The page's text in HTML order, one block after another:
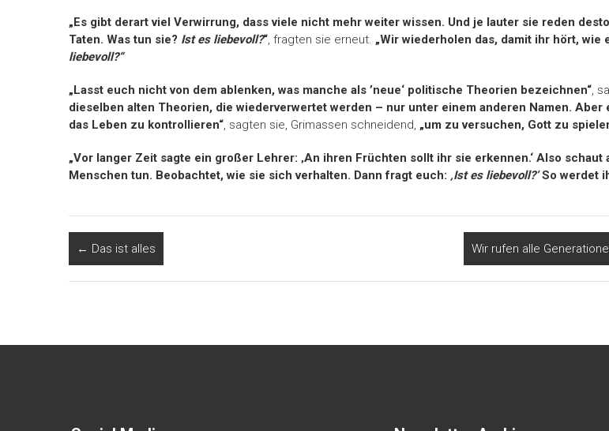
„Es gibt derart viel Verwirrung, dass viele nicht mehr weiter wissen. Und je lauter sie reden
Taten. Was tun sie? Ist es liebevoll?“, fragten sie erneut. „Wir wiederholen das, damit ihr hört,
liebevoll?“
„Lasst euch nicht von dem ablenken, was manche als ’neue‘ politische Theorien bezeichnen“,
dieselben alten Theorien, die wiederverwertet werden – nur unter einem anderen Namen.
das Leben zu kontrollieren“, sagten sie, Grimassen schneidend, „um zu versuchen, Gott zu
„Vor langer Zeit sagte ein großer Lehrer: ‚An ihren Früchten sollt ihr sie erkennen.‘ Also schaut
Menschen tun. Beobachtet, wie sie sich verhalten. Dann fragt euch: ‚Ist es liebevoll?‘So werdet
← Das ist alles Wir rufen alle